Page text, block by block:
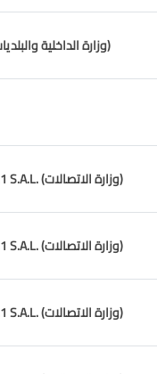
Municipalité de Chemlane (وزارة الداخلية والبلديات)
Mobile Interim Company No.1 S.A.L. (وزارة الاتصالات)
Mobile Interim Company No.1 S.A.L. (وزارة الاتصالات)
Mobile Interim Company No.1 S.A.L. (وزارة الاتصالات)